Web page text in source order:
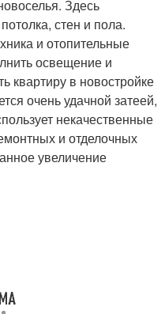
Здесь
стен и пола.
и отопительные
освещение и
квартиру в новостройке
очень удачной затеей,
некачественные
и отделочных
увеличение